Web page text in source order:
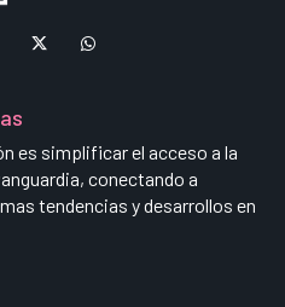
es simplificar el acceso a la
conectando a
tendencias y desarrollos en